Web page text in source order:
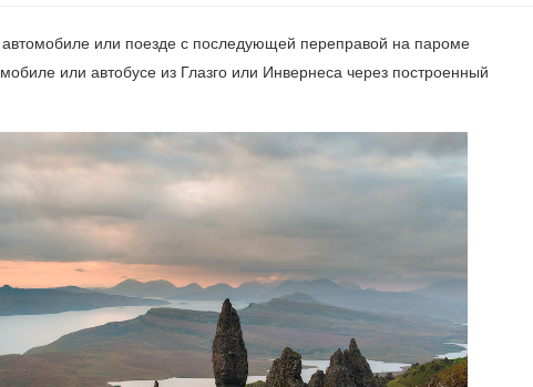
или поезде с последующей переправой на пароме
или автобусе из Глазго или Инвернеса через пoстроенный